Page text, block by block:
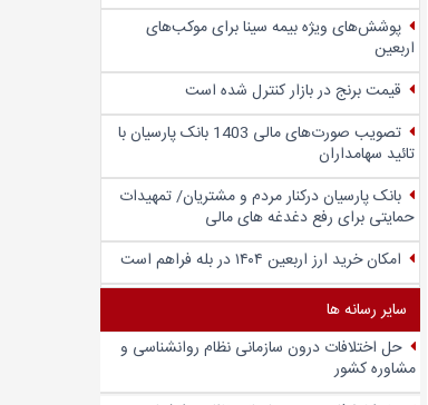
پوشش‌های ویژه بیمه سینا برای موکب‌های
اربعین
قیمت برنج در بازار کنترل شده است
تصویب صورت‌های مالی 1403 بانک پارسیان با
تائید سهامداران
بانک پارسیان درکنار مردم و مشتریان/ تمهیدات
حمایتی برای رفع دغدغه های مالی
امکان خرید ارز اربعین ۱۴۰۴ در بله فراهم است
سایر رسانه ها
حل اختلافات درون سازمانی نظام روانشناسی و
مشاوره کشور